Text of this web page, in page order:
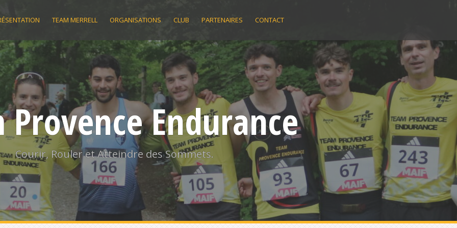
TEAM MERRELL ORGANISATIONS CLUB PARTENAIRES CONTACT
Provence Endurance
Courir, Rouler et Atteindre des Sommets.